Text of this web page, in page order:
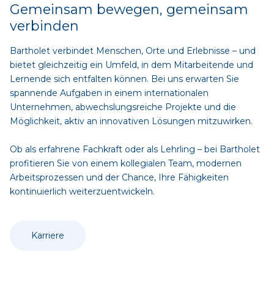
Gemeinsam bewegen, gemeinsam
verbinden
Bartholet verbindet Menschen, Orte und Erlebnisse – und
bietet gleichzeitig ein Umfeld, in dem Mitarbeitende und
Lernende sich entfalten können. Bei uns erwarten Sie
spannende Aufgaben in einem internationalen
Unternehmen, abwechslungsreiche Projekte und die
Möglichkeit, aktiv an innovativen Lösungen mitzuwirken.
Ob als erfahrene Fachkraft oder als Lehrling – bei Bartholet
profitieren Sie von einem kollegialen Team, modernen
Arbeitsprozessen und der Chance, Ihre Fähigkeiten
kontinuierlich weiterzuentwickeln.
Karriere